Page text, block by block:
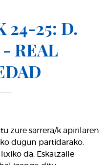
24-25: D.
REAL
zure sarrera/k apirilaren
dugun partidarako.
da. Eskatzaile